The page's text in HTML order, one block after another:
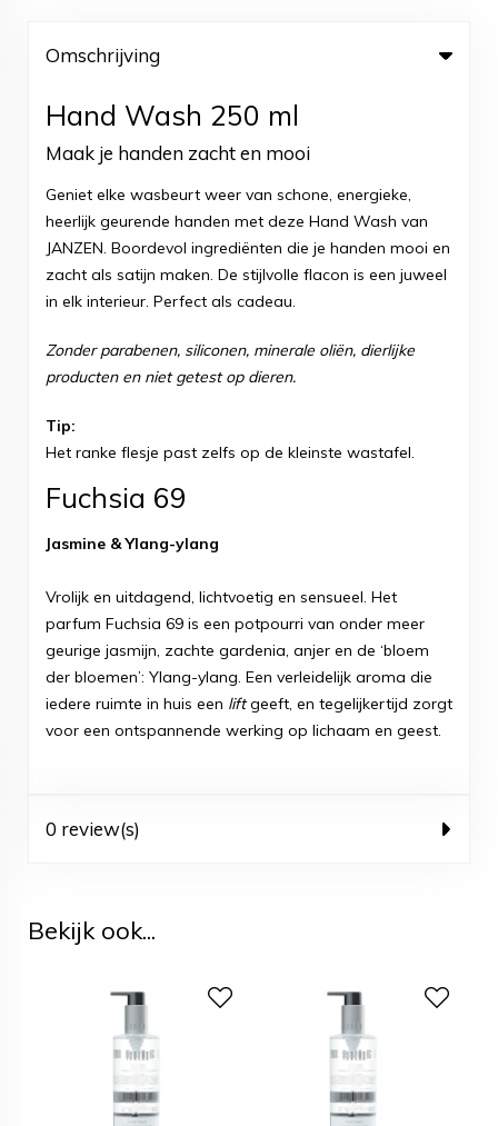
Omschrijving
Hand Wash 250 ml
Maak je handen zacht en mooi
Geniet elke wasbeurt weer van schone, energieke,
heerlijk geurende handen met deze Hand Wash van
JANZEN. Boordevol ingrediënten die je handen mooi en
zacht als satijn maken. De stijlvolle flacon is een juweel
in elk interieur. Perfect als cadeau.
Zonder parabenen, siliconen, minerale oliën, dierlijke
producten en niet getest op dieren.
Tip:
Het ranke flesje past zelfs op de kleinste wastafel.
Fuchsia 69
Jasmine & Ylang-ylang
Vrolijk en uitdagend, lichtvoetig en sensueel. Het
parfum Fuchsia 69 is een potpourri van onder meer
geurige jasmijn, zachte gardenia, anjer en de ‘bloem
der bloemen’: Ylang-ylang. Een verleidelijk aroma die
iedere ruimte in huis een liftgeeft, en tegelijkertijd zorgt
voor een ontspannende werking op lichaam en geest.
0 review(s)
Bekijk ook...